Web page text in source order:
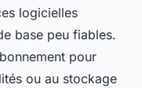
logicielles
base peu fiables.
pour
ou au stockage